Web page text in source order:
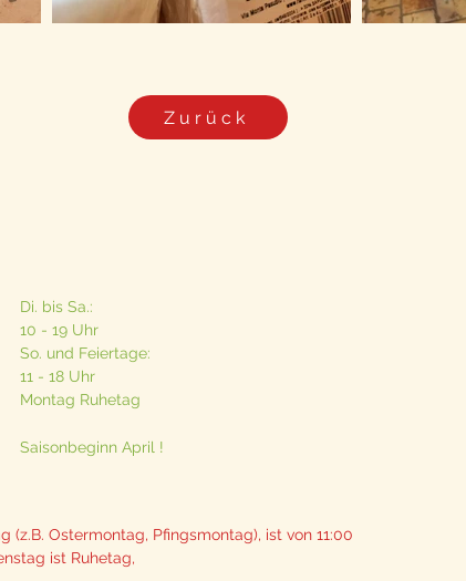
Zurück
Di. bis Sa.:
10 - 19 Uhr
So. und Feiertage:
11 - 18 Uhr
Montag Ruhetag
Saisonbeginn April !
(z.B. Ostermontag, Pfingsmontag), ist von 11:00
ist Ruhetag,